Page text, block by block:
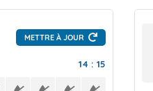
METTRE À JOUR
14 : 15